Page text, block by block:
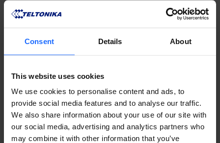
Consent Details About
This website uses cookies
We use cookies to personalise content and ads, to
provide social media features and to analyse our traffic.
We also share information about your use of our site with
our social media, advertising and analytics partners who
may combine it with other information that you’ve
REMOTE
MANAGEMENT
SYSTEM